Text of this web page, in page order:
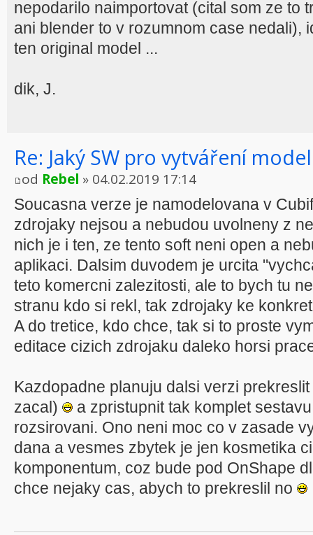
nepodarilo naimportovat (cital som ze to
ani blender to v rozumnom case nedali),
ten original model ...
dik, J.
Re: Jaký SW pro vytváření
od Rebel » 04.02.2019 17:14
Soucasna verze je namodelovana v
zdrojaky nejsou a nebudou uvolneny z
nich je i ten, ze tento soft neni open a
aplikaci. Dalsim duvodem je urcita
teto komercni zalezitosti, ale to bych tu
stranu kdo si rekl, tak zdrojaky ke
A do tretice, kdo chce, tak si to proste
editace cizich zdrojaku daleko horsi
Kazdopadne planuju dalsi verzi
zacal)
a zpristupnit tak komplet
rozsirovani. Ono neni moc co v zasade
dana a vesmes zbytek je jen kosmetika
komponentum, coz bude pod OnShape
chce nejaky cas, abych to prekreslil no